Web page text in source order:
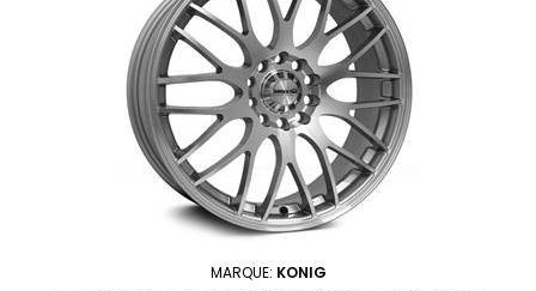
MARQUE: KONIG